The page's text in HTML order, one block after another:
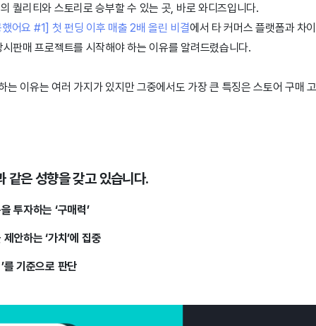
퀄리티와 스토리로 승부할 수 있는 곳, 바로 와디즈입니다.
어요 #1] 첫 펀딩 이후 매출 2배 올린 비결에서 타 커머스 플랫폼과 차
시판매 프로젝트를 시작해야 하는 이유를 알려드렸습니다.
는 이유는 여러 가지가 있지만 그중에서도 가장 큰 특징은 스토어 구매
같은 성향을 갖고 있습니다.
투자하는 ‘구매력’
안하는 ‘가치’에 집중
를 기준으로 판단